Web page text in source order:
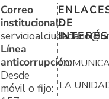
Correo
institucional:
Línea
anticorrupción:
Desde
móvil o fijo:
DE
INTERÉS
LA